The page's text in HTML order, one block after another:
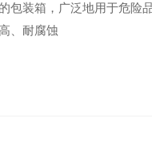
包装箱，广泛地用于危险
、耐腐蚀